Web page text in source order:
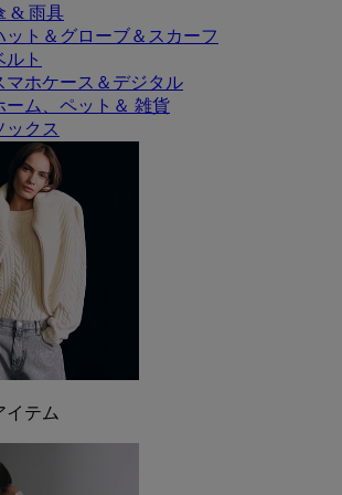
& 雨具
ット＆グローブ＆スカーフ
ルト
マホケース＆デジタル
ーム、ペット＆ 雑貨
ックス
イテム